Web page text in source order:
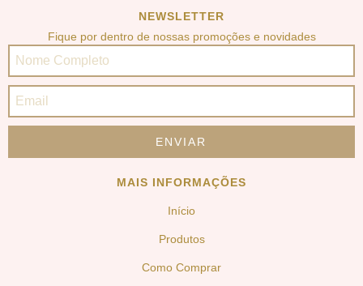
NEWSLETTER
Fique por dentro de nossas promoções e novidades
MAIS INFORMAÇÕES
Início
Produtos
Como Comprar